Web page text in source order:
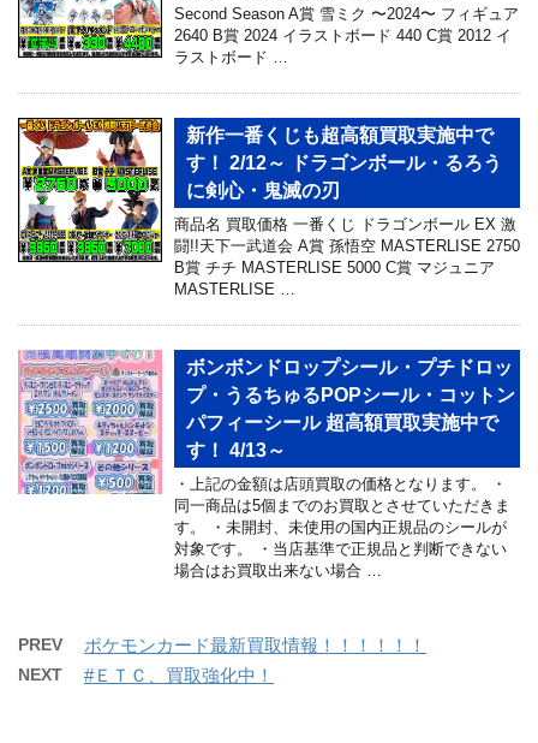
Second Season A賞 雪ミク 〜2024〜 フィギュア
2640 B賞 2024 イラストボード 440 C賞 2012 イ
ラストボード …
新作一番くじも超高額買取実施中で
す！ 2/12～ ドラゴンボール・るろう
に剣心・鬼滅の刃
商品名 買取価格 一番くじ ドラゴンボール EX 激
闘!!天下一武道会 A賞 孫悟空 MASTERLISE 2750
B賞 チチ MASTERLISE 5000 C賞 マジュニア
MASTERLISE …
ボンボンドロップシール・プチドロッ
プ・うるちゅるPOPシール・コットン
パフィーシール 超高額買取実施中で
す！ 4/13～
・上記の金額は店頭買取の価格となります。 ・
同一商品は5個までのお買取とさせていただきま
す。 ・未開封、未使用の国内正規品のシールが
対象です。 ・当店基準で正規品と判断できない
場合はお買取出来ない場合 …
PREV ポケモンカード最新買取情報！！！！！！
NEXT #ＥＴＣ、買取強化中！